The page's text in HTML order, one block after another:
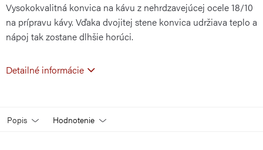
cena:
Vysokokvalitná konvica na kávu z nehrdzavejúcej ocele 18/10
na prípravu kávy. Vďaka dvojitej stene konvica udržiava teplo a
nápoj tak zostane dlhšie horúci.
Detailné informácie
Popis Hodnotenie